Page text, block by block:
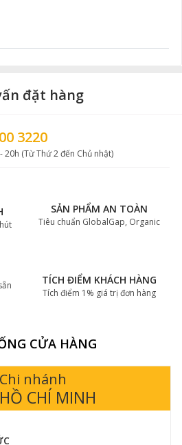
đặt hàng
3220
20h (Từ Thứ 2 đến Chủ nhật)
SẢN PHẨM AN TOÀN
Tiêu chuẩn GlobalGap, Organic
TÍCH ĐIỂM KHÁCH HÀNG
Tích điểm 1% giá trị đơn hàng
CỬA HÀNG
Chi nhánh
HỒ CHÍ MINH